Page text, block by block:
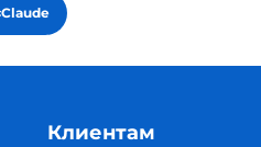
Claude
Клиентам